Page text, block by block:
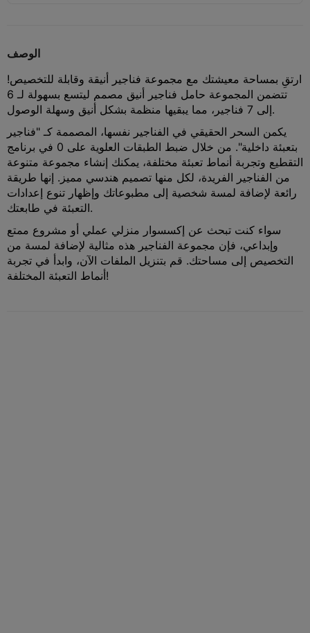
الوصف
ارتقِ بمساحة معيشتك مع مجموعة فناجير أنيقة وقابلة للتخصيص!
تتضمن المجموعة حامل فناجير أنيق مصمم ليتسع بسهولة لـ 6
إلى 7 فناجير، مما يبقيها منظمة بشكل أنيق وسهلة الوصول.
يكمن السحر الحقيقي في الفناجير نفسها، المصممة كـ "فناجير
بتعبئة داخلية". من خلال ضبط الطبقات العلوية على 0 في برنامج
التقطيع وتجربة أنماط تعبئة مختلفة، يمكنك إنشاء مجموعة متنوعة
من الفناجير الفريدة، لكل منها تصميم هندسي مميز. إنها طريقة
رائعة لإضافة لمسة شخصية إلى مطبوعاتك وإظهار تنوع إعدادات
التعبئة في طابعتك.
سواء كنت تبحث عن إكسسوار منزلي عملي أو مشروع ممتع
وإبداعي، فإن مجموعة الفناجير هذه مثالية لإضافة لمسة من
التخصيص إلى مساحتك. قم بتنزيل الملفات الآن، وابدأ في تجربة
أنماط التعبئة المختلفة!